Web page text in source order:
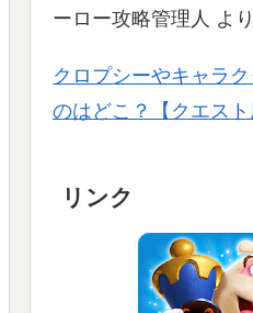
ーロー攻略管理人 より
クロプシーやキャラ
のはどこ？【クエスト
リンク